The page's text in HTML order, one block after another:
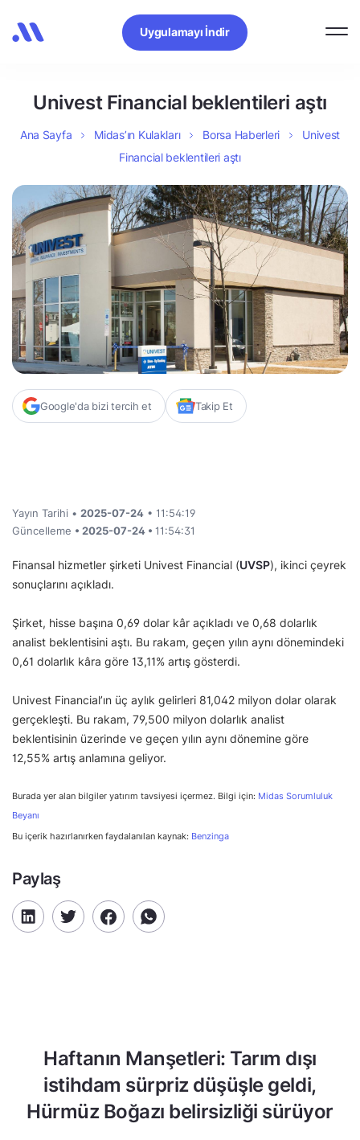
Uygulamayı İndir
Univest Financial beklentileri aştı
Ana Sayfa Midas’ın Kulakları Borsa Haberleri
Univest
Financial beklentileri aştı
Google'da bizi tercih et Takip Et
Yayın Tarihi • 2025-07-24 • 11:54:19
Güncelleme • 2025-07-24 • 11:54:31
Finansal hizmetler şirketi Univest Financial (UVSP), ikinci çeyrek
sonuçlarını açıkladı.
Şirket, hisse başına 0,69 dolar kâr açıkladı ve 0,68 dolarlık
analist beklentisini aştı. Bu rakam, geçen yılın aynı dönemindeki
0,61 dolarlık kâra göre 13,11% artış gösterdi.
Univest Financial’ın üç aylık gelirleri 81,042 milyon dolar olarak
gerçekleşti. Bu rakam, 79,500 milyon dolarlık analist
beklentisinin üzerinde ve geçen yılın aynı dönemine göre
12,55% artış anlamına geliyor.
Burada yer alan bilgiler yatırım tavsiyesi içermez. Bilgi için: Midas Sorumluluk
Beyanı
Bu içerik hazırlanırken faydalanılan kaynak: Benzinga
Paylaş
Haftanın Manşetleri: Tarım dışı
istihdam sürpriz düşüşle geldi,
Hürmüz Boğazı belirsizliği sürüyor